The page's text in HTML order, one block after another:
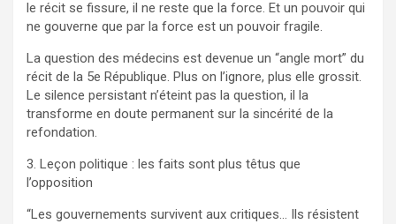
le récit se fissure, il ne reste que la force. Et un pouvoir qui
ne gouverne que par la force est un pouvoir fragile.
La question des médecins est devenue un “angle mort” du
récit de la 5e République. Plus on l’ignore, plus elle grossit.
Le silence persistant n’éteint pas la question, il la
transforme en doute permanent sur la sincérité de la
refondation.
3. Leçon politique : les faits sont plus têtus que
l’opposition
“Les gouvernements survivent aux critiques… Ils résistent